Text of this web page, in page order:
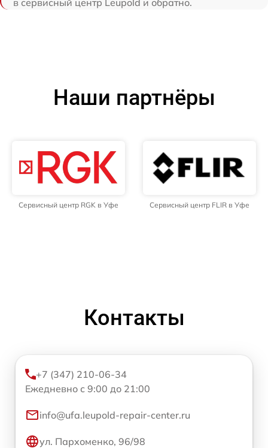
Наши партнёры
Сервисный центр RGK в Уфе Сервисный центр FLIR в Уфе
Контакты
+7 (347) 210-06-34
Ежедневно с 9:00 до 21:00
info@ufa.leupold-repair-center.ru
ул. Пархоменко, 96/98